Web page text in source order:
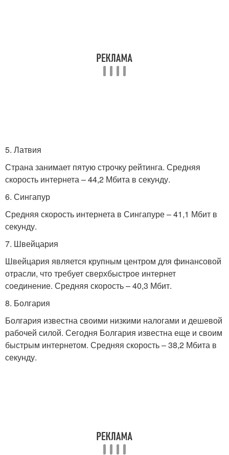
5. Латвия
Страна занимает пятую строчку рейтинга. Средняя
скорость интернета – 44,2 Мбита в секунду.
6. Сингапур
Средняя скорость интернета в Сингапуре – 41,1 Мбит в
секунду.
7. Швейцария
Швейцария является крупным центром для финансовой
отрасли, что требует сверхбыстрое интернет
соединение. Средняя скорость – 40,3 Мбит.
8. Болгария
Болгария известна своими низкими налогами и дешевой
рабочей силой. Сегодня Болгария известна еще и своим
быстрым интернетом. Средняя скорость – 38,2 Мбита в
секунду.